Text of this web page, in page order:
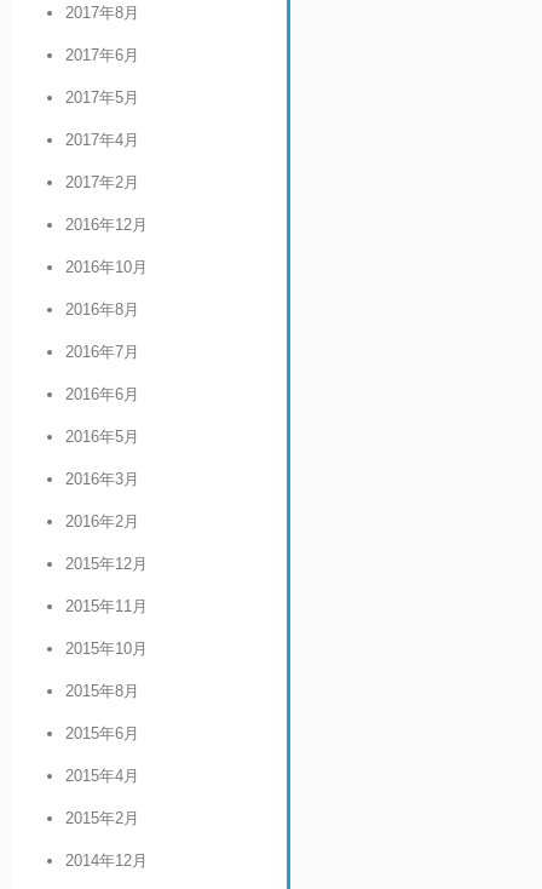
2017年8月
2017年6月
2017年5月
2017年4月
2017年2月
2016年12月
2016年10月
2016年8月
2016年7月
2016年6月
2016年5月
2016年3月
2016年2月
2015年12月
2015年11月
2015年10月
2015年8月
2015年6月
2015年4月
2015年2月
2014年12月